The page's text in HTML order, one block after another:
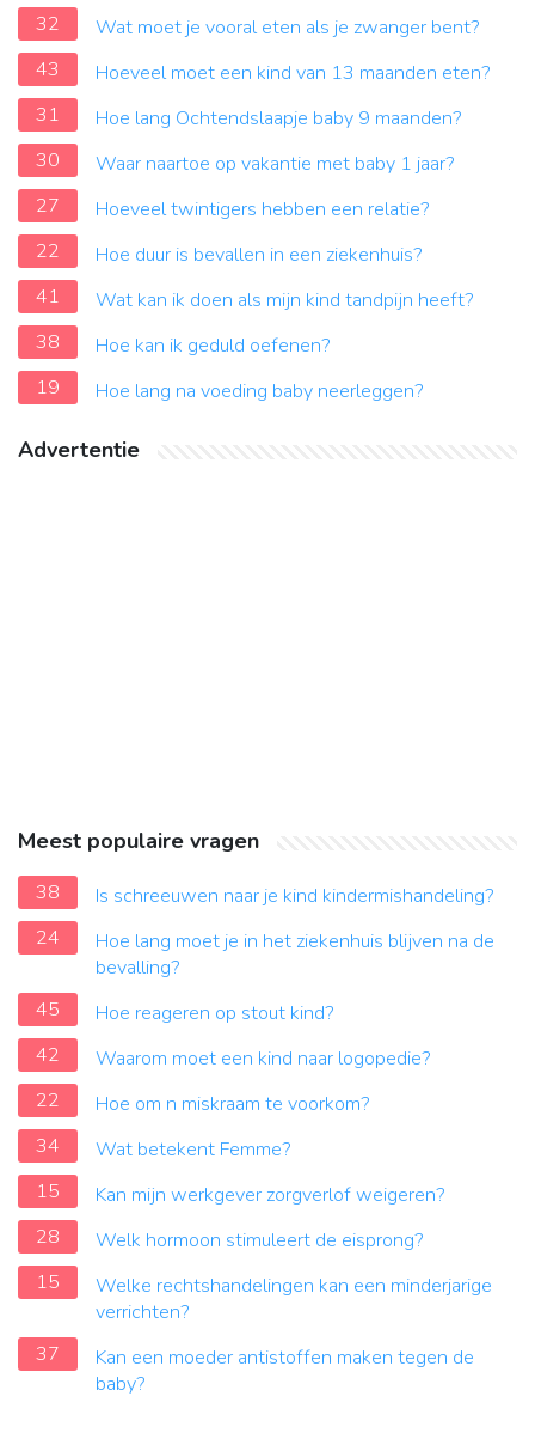
32
Wat moet je vooral eten als je zwanger bent?
43
Hoeveel moet een kind van 13 maanden eten?
31
Hoe lang Ochtendslaapje baby 9 maanden?
30
Waar naartoe op vakantie met baby 1 jaar?
27
Hoeveel twintigers hebben een relatie?
22
Hoe duur is bevallen in een ziekenhuis?
41
Wat kan ik doen als mijn kind tandpijn heeft?
38
Hoe kan ik geduld oefenen?
19
Hoe lang na voeding baby neerleggen?
Advertentie
Meest populaire vragen
38
Is schreeuwen naar je kind kindermishandeling?
24
Hoe lang moet je in het ziekenhuis blijven na de
bevalling?
45
Hoe reageren op stout kind?
42
Waarom moet een kind naar logopedie?
22
Hoe om n miskraam te voorkom?
34
Wat betekent Femme?
15
Kan mijn werkgever zorgverlof weigeren?
28
Welk hormoon stimuleert de eisprong?
15
Welke rechtshandelingen kan een minderjarige
verrichten?
37
Kan een moeder antistoffen maken tegen de
baby?